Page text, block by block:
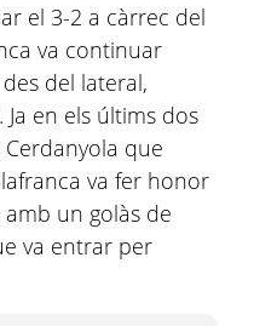
el 3-2 a càrrec del
va continuar
del lateral,
en els últims dos
que
va fer honor
amb un golàs de
va entrar per